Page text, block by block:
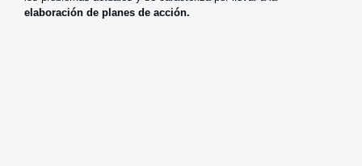
elaboración de planes de acción.